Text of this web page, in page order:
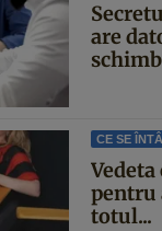
are
CE SE
pentru
totul...